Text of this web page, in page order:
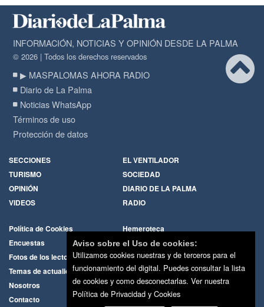
INFORMACIÓN, NOTICIAS Y OPINIÓN DESDE LA PALMA
© 2026 | Todos los derechos reservados
▶ MASPALOMAS AHORA RADIO
Diario de La Palma
Noticias WhatsApp
Términos de uso
Protección de datos
SECCIONES
EL VENTILADOR
TURISMO
SOCIEDAD
OPINIÓN
DIARIO DE LA PALMA
VIDEOS
RADIO
Política de Cookies
Hemeroteca
Encuestas
Cartas de los lectores
Fotos de los lectores
Galerías de imágenes
Temas de actualidad
Principios Editoriales
Nosotros
Publicidad
Contacto
Whatsapp
Aviso sobre el Uso de cookies:
Utilizamos cookies nuestras y de terceros para el
funcionamiento del digital. Puedes consultar la lista
de cookies y como desconectarlas. Ver nuestra
Política de Privacidad y Cookies